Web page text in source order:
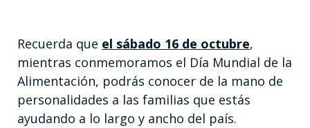
Recuerda que el sábado 16 de octubre,
mientras conmemoramos el Día Mundial de la
Alimentación, podrás conocer de la mano de
personalidades a las familias que estás
ayudando a lo largo y ancho del país.